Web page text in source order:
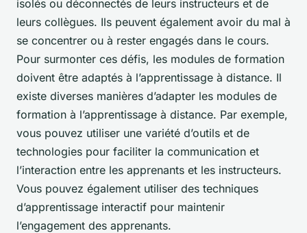
isolés ou déconnectés de leurs instructeurs et de
leurs collègues. Ils peuvent également avoir du mal à
se concentrer ou à rester engagés dans le cours.
Pour surmonter ces défis, les modules de formation
doivent être adaptés à l’apprentissage à distance. Il
existe diverses manières d’adapter les modules de
formation à l’apprentissage à distance. Par exemple,
vous pouvez utiliser une variété d’outils et de
technologies pour faciliter la communication et
l’interaction entre les apprenants et les instructeurs.
Vous pouvez également utiliser des techniques
d’apprentissage interactif pour maintenir
l’engagement des apprenants.